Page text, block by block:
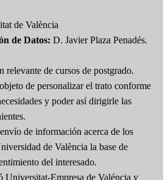
de València
de Datos: D. Javier Plaza Penadés.
relevante de cursos de postgrado.
de personalizar el trato conforme
y poder así dirigirle las
de información acerca de los
de València la base de
del interesado.
Universitat-Empresa de Valéncia y